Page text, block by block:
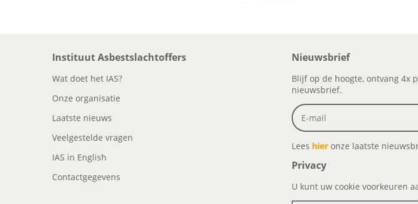
Instituut Asbestslachtoffers
Wat doet het IAS?
Onze organisatie
Laatste nieuws
Veelgestelde vragen
IAS in English
Contactgegevens
Nieuwsbrief
Blijf op de hoogte, ontvang 4x
nieuwsbrief.
Lees hier onze laatste
Privacy
U kunt uw cookie voorkeuren